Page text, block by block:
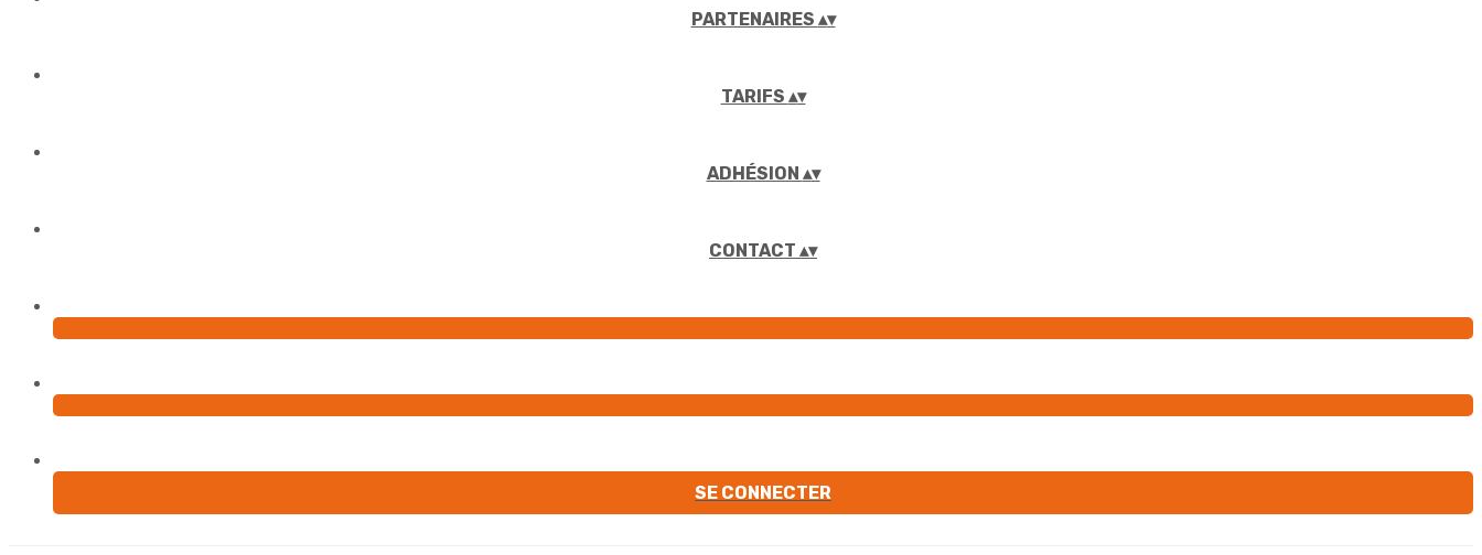
PARTENAIRES ▴▾
TARIFS ▴▾
ADHÉSION ▴▾
CONTACT ▴▾
SE CONNECTER